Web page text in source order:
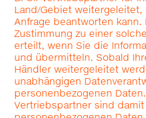
Land/Gebiet weitergeleitet,
Anfrage beantworten kann.
Zustimmung zu einer
erteilt, wenn Sie die
und übermitteln. Sobald
Händler weitergeleitet
unabhängigen
personenbezogenen
Vertriebspartner sind